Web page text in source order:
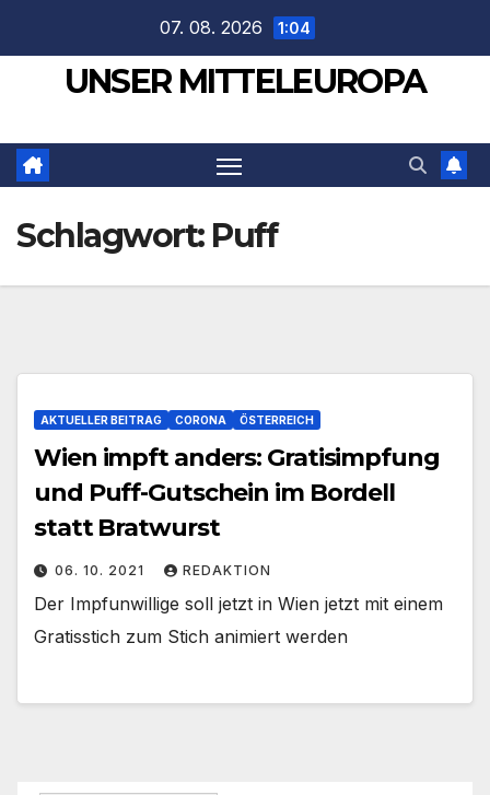
springen
07. 08. 2026 1:04
UNSER MITTELEUROPA
Schlagwort: Puff
AKTUELLER BEITRAG CORONA ÖSTERREICH
Wien impft anders: Gratisimpfung
und Puff-Gutschein im Bordell
statt Bratwurst
06. 10. 2021 REDAKTION
Der Impfunwillige soll jetzt in Wien jetzt mit einem
Gratisstich zum Stich animiert werden